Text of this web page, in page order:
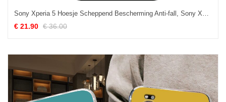
Sony Xperia 5 Hoesje Scheppend Bescherming Anti-fall, Sony Xperia 5 Hoesje Groen Mooie
€ 21.90 € 36.00